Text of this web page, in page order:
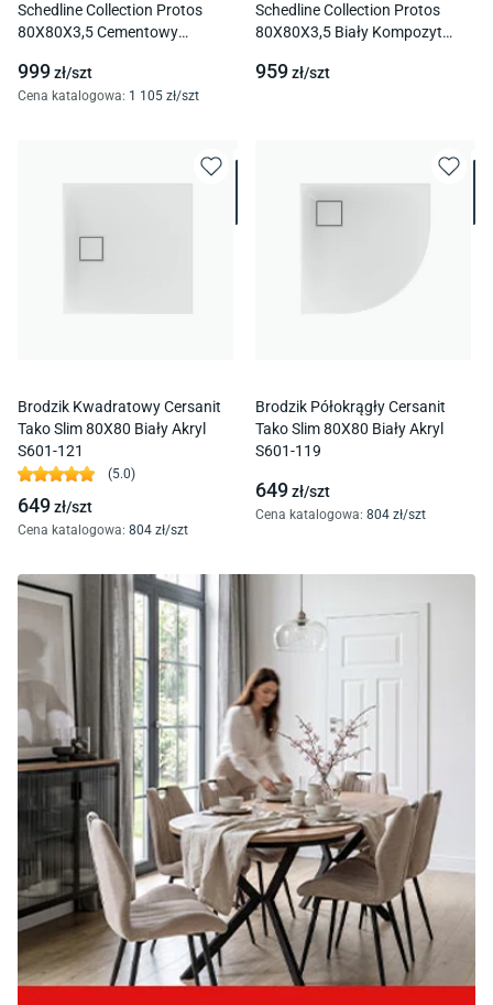
Schedline Collection Protos
80X80X3,5 Cementowy
M1/Ct/St
999zł/szt
Cena katalogowa: 1 105 zł/szt
Schedline Collection Protos
80X80X3,5 Biały Kompozyt
959zł/szt
Brodzik Kwadratowy Cersanit
Tako Slim 80X80 Biały Akryl
S601-121
(5.0)
649zł/szt
Cena katalogowa: 804 zł/szt
Brodzik Półokrągły Cersanit
Tako Slim 80X80 Biały Akryl
S601-119
649zł/szt
Cena katalogowa: 804 zł/szt